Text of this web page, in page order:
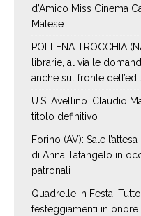
d’Amico Miss Cinema
Matese
POLLENA TROCCHIA
librarie, al via le
anche sul fronte
U.S. Avellino. Claudio
titolo definitivo
Forino (AV): Sale
di Anna Tatangelo in
patronali
Quadrelle in Festa:
festeggiamenti in onore